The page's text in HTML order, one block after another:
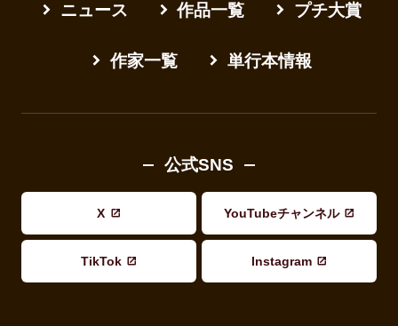
ニュース 作品一覧 プチ大賞
作家一覧 単行本情報
公式SNS
X YouTubeチャンネル
TikTok Instagram